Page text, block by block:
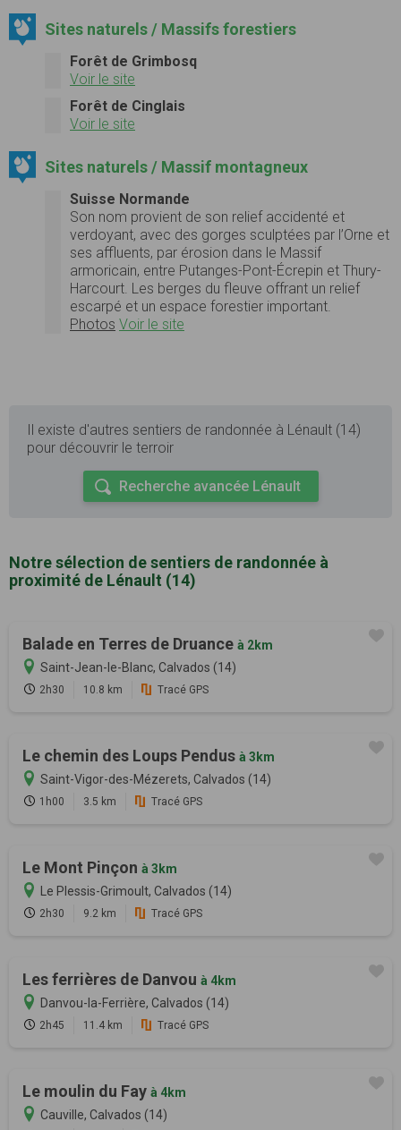
Sites naturels / Massifs forestiers
Forêt de Grimbosq
Voir le site
Forêt de Cinglais
Voir le site
Sites naturels / Massif montagneux
Suisse Normande
Son nom provient de son relief accidenté et
verdoyant, avec des gorges sculptées par l’Orne et
ses affluents, par érosion dans le Massif
armoricain, entre Putanges-Pont-Écrepin et Thury-
Harcourt. Les berges du fleuve offrant un relief
escarpé et un espace forestier important.
Photos Voir le site
Il existe d'autres sentiers de randonnée à Lénault (14)
pour découvrir le terroir
Recherche avancée Lénault
Notre sélection de sentiers de randonnée à
proximité de Lénault (14)
Balade en Terres de Druance à 2km
Saint-Jean-le-Blanc, Calvados (14)
2h30 10.8 km Tracé GPS
Le chemin des Loups Pendus à 3km
Saint-Vigor-des-Mézerets, Calvados (14)
1h00 3.5 km Tracé GPS
Le Mont Pinçon à 3km
Le Plessis-Grimoult, Calvados (14)
2h30 9.2 km Tracé GPS
Les ferrières de Danvou à 4km
Danvou-la-Ferrière, Calvados (14)
2h45 11.4 km Tracé GPS
Le moulin du Fay à 4km
Cauville, Calvados (14)